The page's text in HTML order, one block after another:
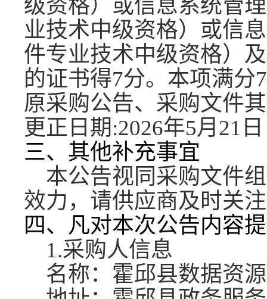
级资格）或信息系统管
业技术中级资格）或信
件专业技术中级资格）
的证书得7分。本项满分
原采购公告、采购文件
更正日期:2026年5月21日
三、其他补充事宜
本公告视同采购文件
效力，请供应商及时关
四、凡对本次公告内容
1.采购人信息
名称：霍邱县数据资